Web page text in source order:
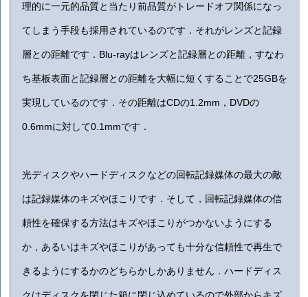
理的に一元的品質と当たり前品質がトレードオフ関係になっ
てしまう手段も採用されているのです．それがレンズと記録
層との距離です．Blu-rayはレンズと記録層との距離，すなわ
ち基板表面と記録層との距離を大幅に短くすることで25GBを
実現しているのです．その距離はCDの1.2mm，DVDの
0.6mmに対して0.1mmです．
光ディスクやハードディスクなどの回転記録媒体の最大の敵
は記録媒体のキズやほこりです．そして，回転記録媒体の信
頼性を確保する方法はキズやほこりがつかないようにする
か，あるいはキズやほこりがあっても十分な信頼性で再生で
きるようにするかのどちらかしかありません．ハードディス